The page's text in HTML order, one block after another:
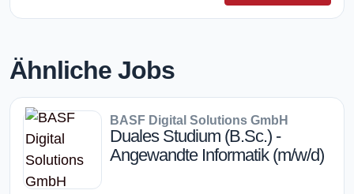
Ähnliche Jobs
BASF Digital Solutions GmbH
Duales Studium (B.Sc.) -
Angewandte Informatik (m/w/d)